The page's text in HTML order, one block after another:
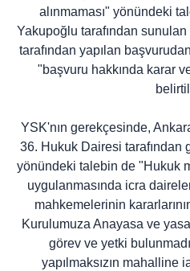
alınmaması" yönündeki
Yakupoğlu tarafından
tarafından yapılan
"başvuru hakkında karar
YSK'nın gerekçesinde,
36. Hukuk Dairesi tarafından
yönündeki talebin de "Hukuk
uygulanmasında icra
mahkemelerinin
Kurulumuza Anayasa ve
görev ve yetki
yapılmaksızın mahalline